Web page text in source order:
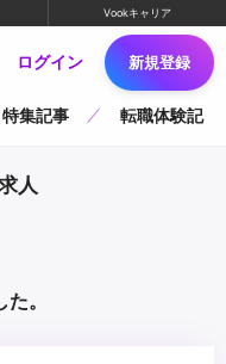
Vookキャリア
ログイン 新規登録
特集記事 転職体験記
人
。